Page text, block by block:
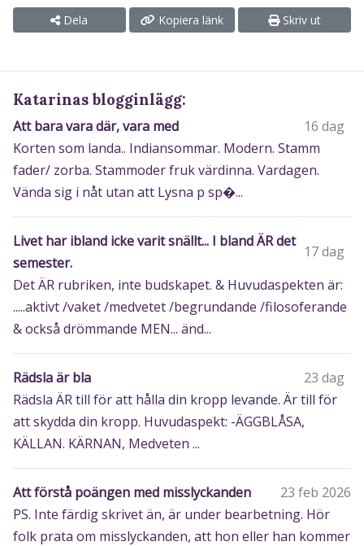
Dela Kopiera länk Skriv ut
Katarinas blogginlägg:
Att bara vara där, vara med
16 dag
Korten som landa.. Indiansommar. Modern. Stamm
fader/ zorba. Stammoder fruk värdinna. Vardagen.
Vända sig i nåt utan att Lysna p sp�...
Livet har ibland icke varit snällt... I bland ÄR det
semester.
17 dag
Det ÄR rubriken, inte budskapet. & Huvudaspekten är:
.....aktivt /vaket /medvetet /begrundande /filosoferande
& också drömmande MEN... änd...
Rädsla är bla
23 dag
Rädsla ÄR till för att hålla din kropp levande. Är till för
att skydda din kropp. Huvudaspekt: -ÄGGBLÅSA,
KÄLLAN. KÄRNAN, Medveten ...
Att förstå poängen med misslyckanden
23 feb 2026
PS. Inte färdig skrivet än, är under bearbetning. Hör
folk prata om misslyckanden, att hon eller han kommer